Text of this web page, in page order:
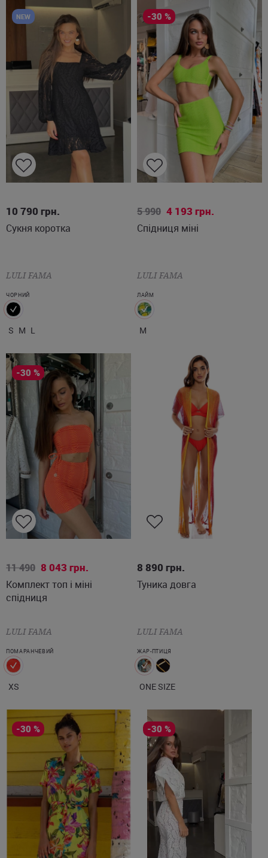
NEW
10 790 грн.
Сукня коротка
LULI FAMA
ЧОРНИЙ
S M L
-30 %
5 990 4 193 грн.
Спідниця міні
LULI FAMA
ЛАЙМ
M
-30 %
11 490 8 043 грн.
Комплект топ і міні
спідниця
LULI FAMA
ПОМАРАНЧЕВИЙ
XS
8 890 грн.
Туника довга
LULI FAMA
ЖАР-ПТИЦЯ
ONE SIZE
-30 % -30 %